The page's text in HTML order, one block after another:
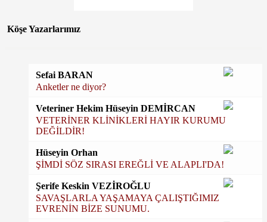
Köşe Yazarlarımız
Sefai BARAN
Anketler ne diyor?
Veteriner Hekim Hüseyin DEMİRCAN
VETERİNER KLİNİKLERİ HAYIR KURUMU
DEĞİLDİR!
Hüseyin Orhan
ŞİMDİ SÖZ SIRASI EREĞLİ VE ALAPLI'DA!
Şerife Keskin VEZİROĞLU
SAVAŞLARLA YAŞAMAYA ÇALIŞTIĞIMIZ
EVRENİN BİZE SUNUMU.